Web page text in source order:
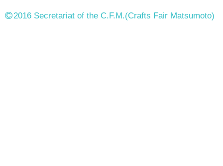
2016 Secretariat of the C.F.M.(Crafts Fair Matsumoto)